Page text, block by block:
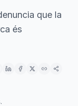
que la
és